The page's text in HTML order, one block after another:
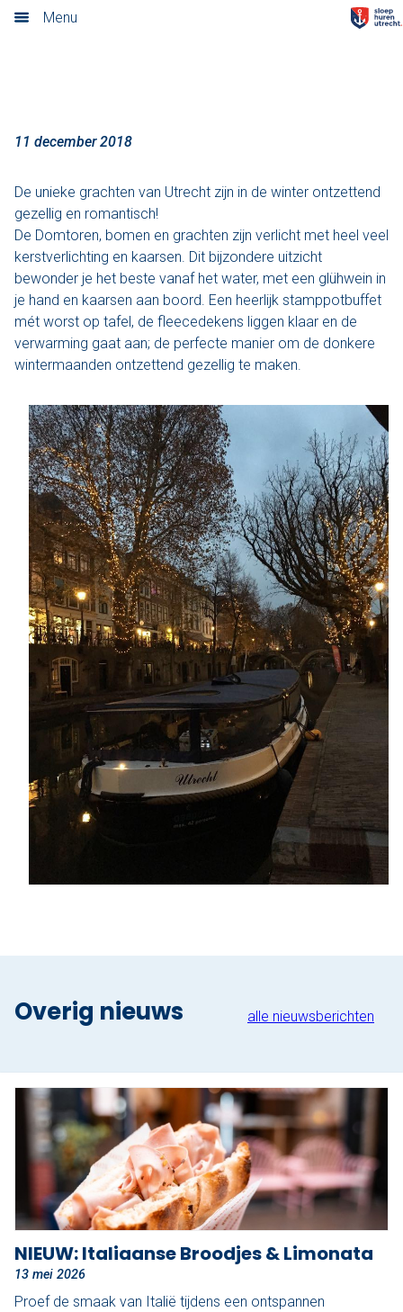
Menu
Tarieven
Rondvaart met schipper
Opstaplocaties
Zelf varen in elektrosloep
Cateringmenu
Arrangementen
Varen & Tapas
Varen & Lunch
Varen & BBQ
Varen door Utrecht
Onze sloepen
Contact
Werken bij Sloep Huren Utrecht
Nu aanvragen
December
11 december 2018
De unieke grachten van Utrecht zijn in de winter ontzettend
gezellig en romantisch!
De Domtoren, bomen en grachten zijn verlicht met heel veel
kerstverlichting en kaarsen. Dit bijzondere uitzicht
bewonder je het beste vanaf het water, met een glühwein in
je hand en kaarsen aan boord. Een heerlijk stamppotbuffet
mét worst op tafel, de fleecedekens liggen klaar en de
verwarming gaat aan; de perfecte manier om de donkere
wintermaanden ontzettend gezellig te maken.
Overig nieuws alle nieuwsberichten
NIEUW: Italiaanse Broodjes & Limonata
13 mei 2026
Proef de smaak van Italië tijdens een ontspannen